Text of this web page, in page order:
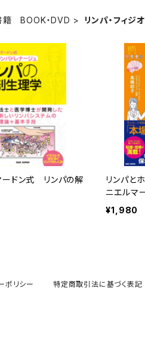
籍 BOOK・DVD リンパ・フィ
ードン式 リンパの解
リンパと
ニエルマ
パドレナー
¥1,980
ポリシー 特定商取引法に基づく表記